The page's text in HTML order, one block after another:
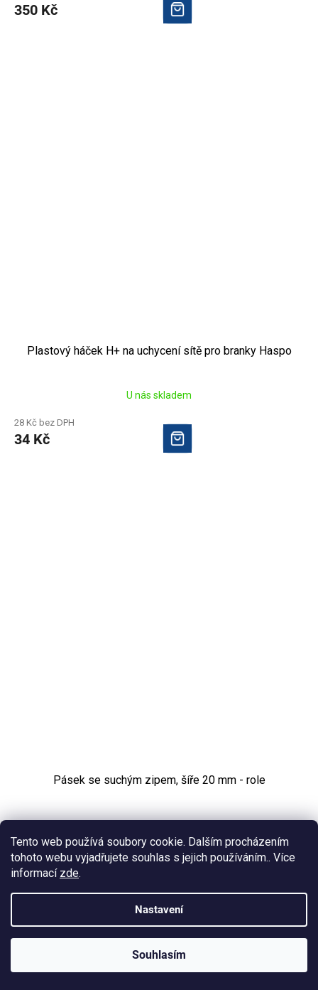
Tento web používá soubory cookie. Dalším procházením
tohoto webu vyjadřujete souhlas s jejich používáním.. Více
informací zde.
Nastavení
Souhlasím
350 Kč
Plastový háček H+ na uchycení sítě pro branky Haspo
U nás skladem
28 Kč bez DPH
34 Kč
Pásek se suchým zipem, šíře 20 mm - role
421 Kč bez DPH
510 Kč